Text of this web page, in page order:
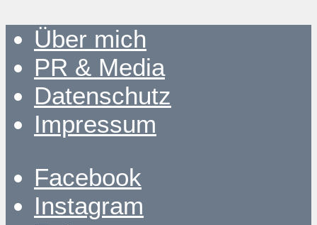
Über mich
PR & Media
Datenschutz
Impressum
Facebook
Instagram